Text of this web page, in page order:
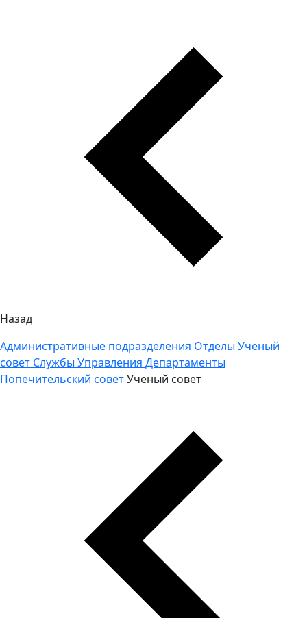
Назад
Административные подразделения Отделы Ученый
совет Службы Управления Департаменты
Попечительский советУченый совет